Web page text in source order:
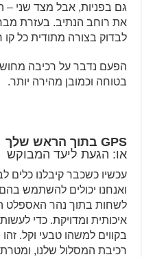
גם בפניות, אבל מצד שני –
את רוחב הנתיב. בעזרת
לבדוק בצורה מתודית כל קו
הפעם נדבר על רכיבה
בטוחה וכמובן מהירה יותר.
GPS בתוך הראש שלך
או: הגעת ליעד המבוקש
עכשיו כשכבר קיבלנו כלים
ואנחנו יכולים להשתמש
לשחות בתוך נהר האספלט
איכותית ומדויקת. כדי
בקווים למשהו טבעי וקל.
רכיבת המסלול שלנו,